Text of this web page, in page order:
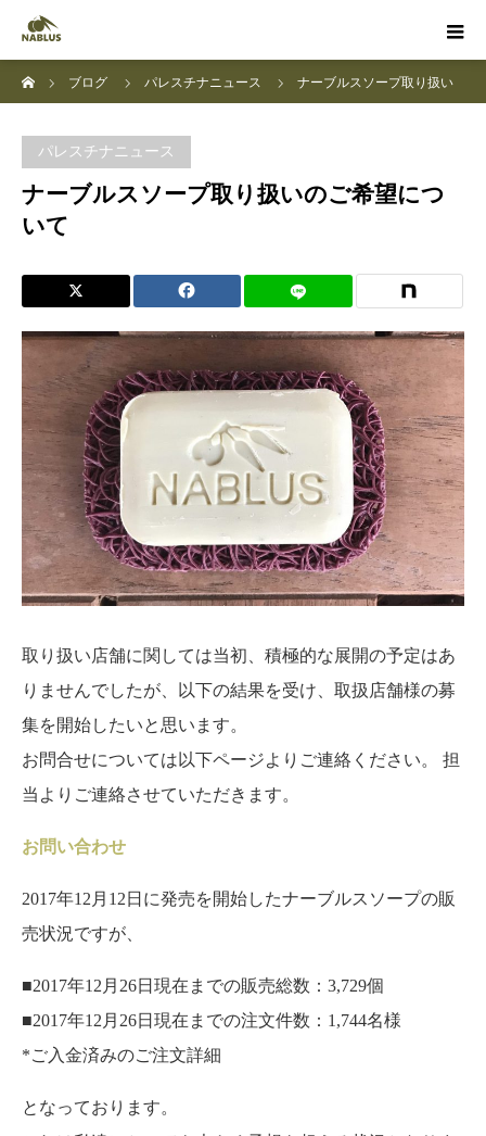
ブログ
パレスチナニュース ナーブルスソープ取り扱い
パレスチナニュース
ナーブルスソープ取り扱いのご希望につ
いて
取り扱い店舗に関しては当初、積極的な展開の予定はあ
りませんでしたが、以下の結果を受け、取扱店舗様の募
集を開始したいと思います。
お問合せについては以下ページよりご連絡ください。 担
当よりご連絡させていただきます。
お問い合わせ
2017年12月12日に発売を開始したナーブルスソープの販
売状況ですが、
■2017年12月26日現在までの販売総数：3,729個
■2017年12月26日現在までの注文件数：1,744名様
*ご入金済みのご注文詳細
となっております。